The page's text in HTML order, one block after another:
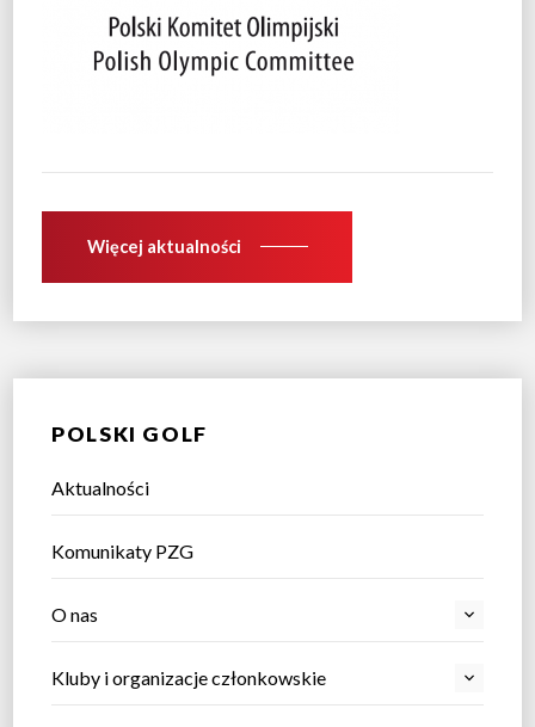
Więcej aktualności
POLSKI GOLF
Aktualności
Komunikaty PZG
O nas
Kluby i organizacje członkowskie